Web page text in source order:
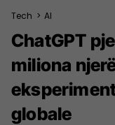
Tech > AI
ChatGPT
miliona
globale